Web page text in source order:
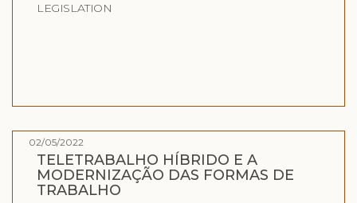
LEGISLATION
02/05/2022
TELETRABALHO HÍBRIDO E A
MODERNIZAÇÃO DAS FORMAS DE
TRABALHO